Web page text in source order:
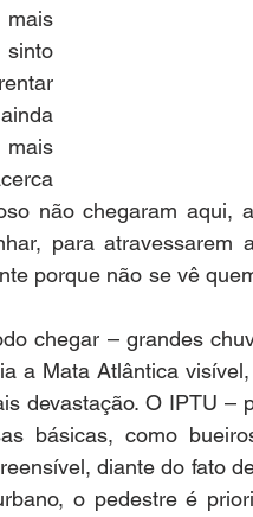
mais
não chegaram aqui,
para
porque não se vê
chegar – grandes
a Mata Atlântica
devastação. O IPTU –
básicas, como
diante do fato
o pedestre é